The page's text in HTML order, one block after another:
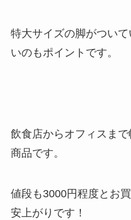
特大サイズの脚がつい
いのもポイントです。
飲食店からオフィスま
商品です。
値段も3000円程度とお
安上がりです！